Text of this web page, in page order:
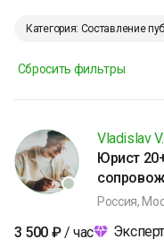
Категория: Составление
Сбросить фильтры
Vladislav V.
Юрист
Россия,
3 500 ₽ / час Эксперт